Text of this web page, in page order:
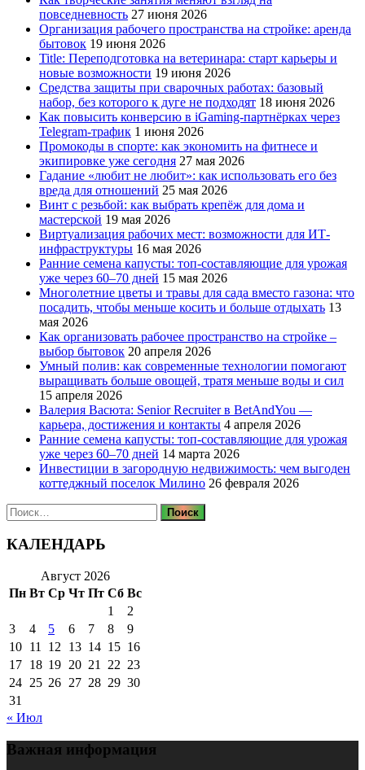
повседневность 27 июня 2026
Организация рабочего пространства на стройке: аренда
бытовок 19 июня 2026
Title: Переподготовка на ветеринара: старт карьеры и
новые возможности 19 июня 2026
Средства защиты при сварочных работах: базовый
набор, без которого к дуге не подходят 18 июня 2026
Как повысить конверсию в iGaming-партнёрках через
Telegram-трафик 1 июня 2026
Промокоды в спорте: как экономить на фитнесе и
экипировке уже сегодня 27 мая 2026
Гадание «любит не любит»: как использовать его без
вреда для отношений 25 мая 2026
Винт с резьбой: как выбрать крепёж для дома и
мастерской 19 мая 2026
Виртуализация рабочих мест: возможности для ИТ-
инфраструктуры 16 мая 2026
Ранние семена капусты: топ‑составляющие для урожая
уже через 60–70 дней 15 мая 2026
Многолетние цветы и травы для сада вместо газона: что
посадить, чтобы меньше косить и больше отдыхать 13
мая 2026
Как организовать рабочее пространство на стройке –
выбор бытовок 20 апреля 2026
Умный полив: как современные технологии помогают
выращивать больше овощей, тратя меньше воды и сил
15 апреля 2026
Валерия Васюта: Senior Recruiter в BetAndYou —
карьера, достижения и контакты 4 апреля 2026
Ранние семена капусты: топ‑составляющие для урожая
уже через 60–70 дней 14 марта 2026
Инвестиции в загородную недвижимость: чем выгоден
коттеджный поселок Милино 26 февраля 2026
Найти:
КАЛЕНДАРЬ
Август 2026
Пн Вт Ср Чт Пт Сб Вс
1
2
3
4 5 6 7 8
9
10 11 12 13 14 15 16
17 18 19 20 21 22 23
24 25 26 27 28 29 30
31
« Июл
Важная информация